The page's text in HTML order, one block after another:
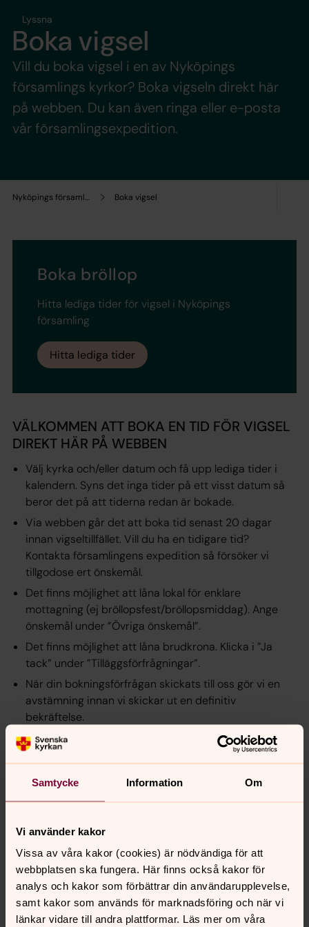
Samtycke Information Om
Vi använder kakor
Vissa av våra kakor (cookies) är nödvändiga för att
webbplatsen ska fungera. Här finns också kakor för
analys och kakor som förbättrar din användarupplevelse,
samt kakor som används för marknadsföring och när vi
länkar vidare till andra plattformar. Läs mer om våra
Nyköpings församling Boka vigsel
Lyssna
Boka vigsel
Vill du boka vigsel i en av Nyköpings
församlings kyrkor? Boka vigseln direkt här
på webben. Du kan även ringa eller e-posta
vår församlingsexpedition.
Boka bröllop
Hitta lediga tider för vigsel i Nyköpings
församling
Hitta lediga tider
VÄLKOMMEN ATT BOKA EN TID FÖR VIGSEL
DIREKT HÄR PÅ WEBBEN
Välj kyrka och/eller datum och få upp lediga tider i
kalendern. Syns det inga tider på ett visst datum så
beror det på att tiderna redan är bokade.
Via webben går det att boka tid senast 20 dagar
innan vigseltillfället. Vill du ha en tidigare tid?
Kontakta församlingens expedition så försöker vi
tillgodose ert önskemål.
Det finns möjlighet att låna lokal för enklare
mottagning (ej bröllopsfest/bröllopsmiddag). Ange
önskemål under ”Övriga önskemål”.
Det finns möjlighet att låna brudkrona. Klicka i ”Ja
tack” under ”Tilläggsförfrågningar”.
När din bokningsförfrågan skickats till oss gör vi en
avstämning innan vi skickar ut en definitiv
bekräftelse.
Efter att du har fått din bekräftelse kommer prästen
att kontakta er för ett vigselsamtal där ni går igenom
särskilda önskemål inför vigseln.
Vid frågor kontakta oss på församlingens expedition.
Brudkronor
I Nyköpings församling finns tre brudkronor som du kan
låna när du gifter dig.